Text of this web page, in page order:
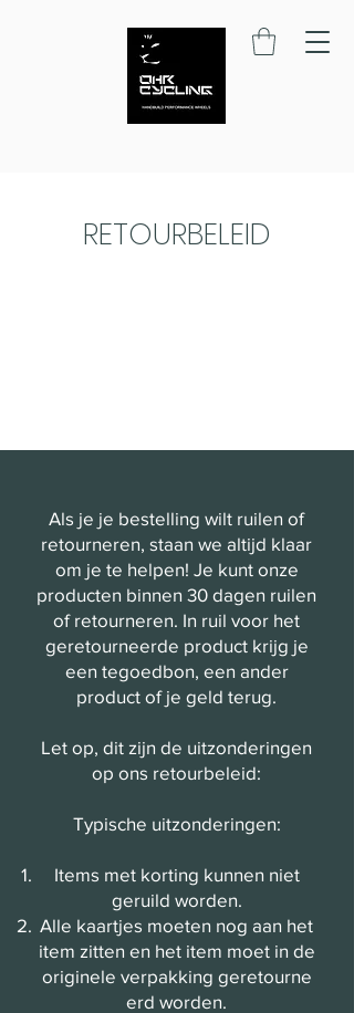
RETOURBELEID
Als je je bestelling wilt ruilen of
retourneren, staan we altijd klaar
om je te helpen! Je kunt onze
producten binnen 30 dagen ruilen
of retourneren. In ruil voor het
geretourneerde product krijg je
een tegoedbon, een ander
product of je geld terug.
Let op, dit zijn de uitzonderingen
op ons retourbeleid:
Typische uitzonderingen:
Items met korting kunnen niet
geruild worden.
Alle kaartjes moeten nog aan het
item zitten en het item moet in de
originele verpakking geretourne
erd worden.